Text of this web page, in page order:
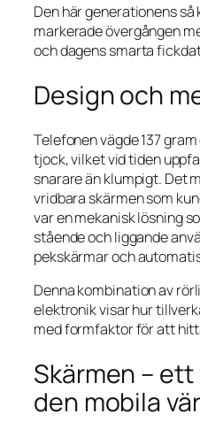
Den här generationens
markerade övergången
och dagens smarta
Design och
Telefonen vägde 137
tjock, vilket vid tiden
snarare än klumpigt. Det
vridbara skärmen som
var en mekanisk lösning
stående och liggande
pekskärmar och
Denna kombination av
elektronik visar hur
med formfaktor för att
Skärmen –
den mobila